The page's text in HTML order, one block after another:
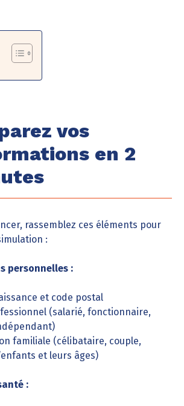
vos
en 2
rassemblez ces éléments pour
:
personnelles :
et code postal
(salarié, fonctionnaire,
familiale (célibataire, couple,
et leurs âges)
: